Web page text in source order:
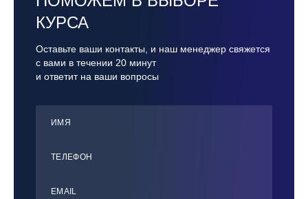
КУРСА
Оставьте ваши контакты, и наш менеджер свяжется
с вами в течении 20 минут
и ответит на ваши вопросы
ИМЯ
ТЕЛЕФОН
ЕMАIL